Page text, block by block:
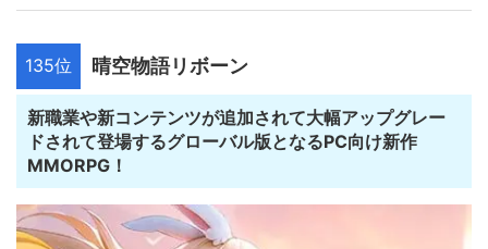
135位 晴空物語リボーン
新職業や新コンテンツが追加されて大幅アップグレー
ドされて登場するグローバル版となるPC向け新作
MMORPG！